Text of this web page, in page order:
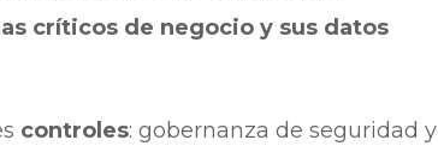
críticos de negocio y sus datos
controles: gobernanza de seguridad y